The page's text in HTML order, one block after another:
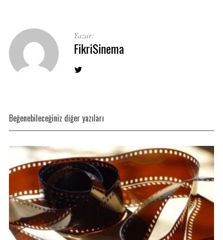
Yazar:
FikriSinema
Beğenebileceğiniz diğer yazıları